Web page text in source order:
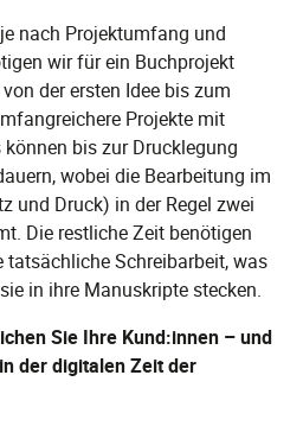
nach Projektumfang und
wir für ein Buchprojekt
der ersten Idee bis zum
Projekte mit
bis zur Drucklegung
wobei die Bearbeitung im
und Druck) in der Regel zwei
Die restliche Zeit benötigen
tatsächliche Schreibarbeit, was
in ihre Manuskripte stecken.
Sie Ihre Kund:innen – und
der digitalen Zeit der